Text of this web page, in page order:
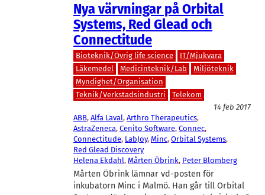
Nya värvningar på Orbital
Systems, Red Glead och
Connectitude
Bioteknik/Övrig life science
IT/Mjukvara
Läkemedel
Medicinteknik/Lab
Miljöteknik
Myndighet/Organisation
Teknik/Verkstadsindustri
Telekom
14 feb 2017
ABB, Alfa Laval, Arthro Therapeutics
AstraZeneca, Cenito Software, Connec
Connectitude, LabJoy, Minc, Orbital Systems
Red Glead Discovery
Helena Ekdahl, Mårten Öbrink, Peter Blomberg
Mårten Öbrink lämnar vd-posten för
inkubatorn Minc i Malmö. Han går till Orbital